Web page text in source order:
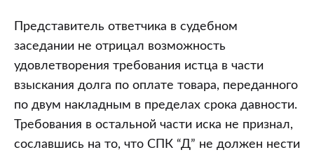
Представитель ответчика в судебном
заседании не отрицал возможность
удовлетворения требования истца в части
взыскания долга по оплате товара, переданного
по двум накладным в пределах срока давности.
Требования в остальной части иска не признал,
сославшись на то, что СПК “Д” не должен нести